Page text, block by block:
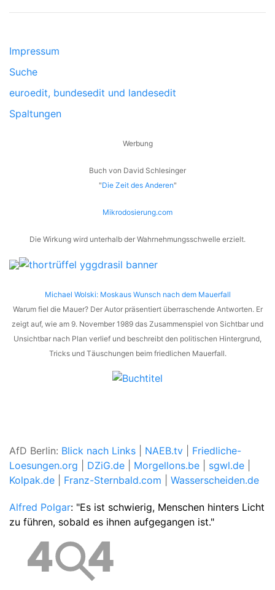
Impressum
Suche
euroedit, bundesedit und landesedit
Spaltungen
Werbung
Buch von David Schlesinger
"Die Zeit des Anderen"
Mikrodosierung.com
Die Wirkung wird unterhalb der Wahrnehmungsschwelle erzielt.
Michael Wolski: Moskaus Wunsch nach dem Mauerfall
Warum fiel die Mauer? Der Autor präsentiert überraschende Antworten. Er
zeigt auf, wie am 9. November 1989 das Zusammenspiel von Sichtbar und
Unsichtbar nach Plan verlief und beschreibt den politischen Hintergrund,
Tricks und Täuschungen beim friedlichen Mauerfall.
AfD Berlin: Blick nach Links NAEB.tv
Friedliche-
Loesungen.org
DZiG.de Morgellons.be sgwl.de
Kolpak.de
Franz-Sternbald.com Wasserscheiden.de
Alfred Polgar: "Es ist schwierig, Menschen hinters Licht
zu führen, sobald es ihnen aufgegangen ist."